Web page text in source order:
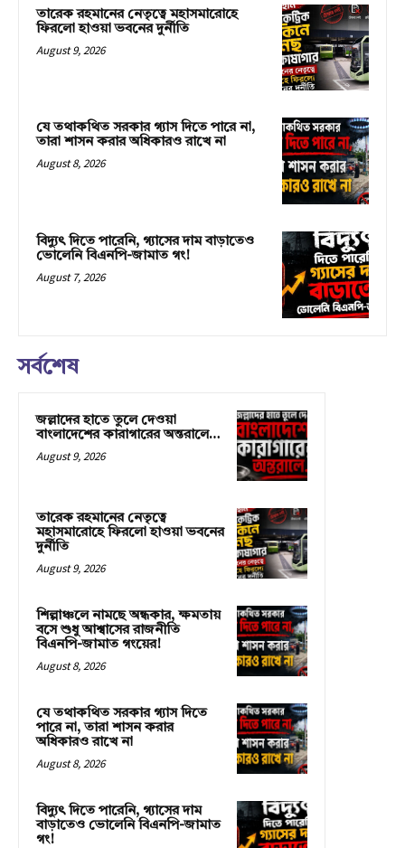
তারেক রহমানের নেতৃত্বে মহাসমারোহে
ফিরলো হাওয়া ভবনের দুর্নীতি
August 9, 2026
যে তথাকথিত সরকার গ্যাস দিতে পারে না,
তারা শাসন করার অধিকারও রাখে না
August 8, 2026
বিদ্যুৎ দিতে পারেনি, গ্যাসের দাম বাড়াতেও
ভোলেনি বিএনপি-জামাত গং!
August 7, 2026
সর্বশেষ
জল্লাদের হাতে তুলে দেওয়া
বাংলাদেশের কারাগারের অন্তরালে…
August 9, 2026
তারেক রহমানের নেতৃত্বে
মহাসমারোহে ফিরলো হাওয়া ভবনের
দুর্নীতি
August 9, 2026
শিল্পাঞ্চলে নামছে অন্ধকার, ক্ষমতায়
বসে শুধু আশ্বাসের রাজনীতি
বিএনপি-জামাত গংয়ের!
August 8, 2026
যে তথাকথিত সরকার গ্যাস দিতে
পারে না, তারা শাসন করার
অধিকারও রাখে না
August 8, 2026
বিদ্যুৎ দিতে পারেনি, গ্যাসের দাম
বাড়াতেও ভোলেনি বিএনপি-জামাত
গং!